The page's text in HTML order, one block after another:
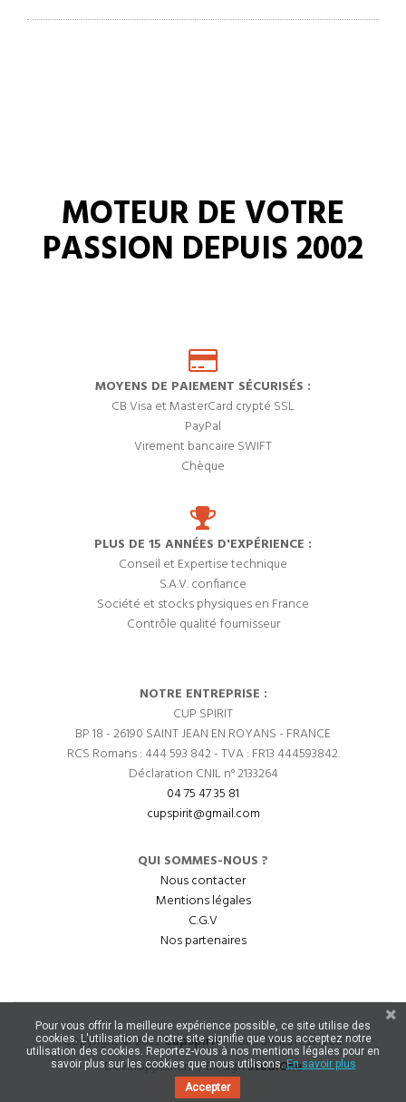
MOTEUR DE VOTRE
PASSION DEPUIS 2002
MOYENS DE PAIEMENT SÉCURISÉS :
CB Visa et MasterCard crypté SSL
PayPal
Virement bancaire SWIFT
Chèque
PLUS DE 15 ANNÉES D'EXPÉRIENCE :
Conseil et Expertise technique
S.A.V. confiance
Société et stocks physiques en France
Contrôle qualité fournisseur
NOTRE ENTREPRISE :
CUP SPIRIT
BP 18 - 26190 SAINT JEAN EN ROYANS - FRANCE
RCS Romans : 444 593 842 - TVA : FR13 444593842.
Déclaration CNIL n° 2133264
04 75 47 35 81
cupspirit@gmail.com
QUI SOMMES-NOUS ?
Nous contacter
Mentions légales
C.G.V
Nos partenaires
Copyright © 2022CupSpirit- Tous droits réservés.
Développement / DesignStudiOne
Pour vous offrir la meilleure expérience possible, ce site utilise des
cookies. L'utilisation de notre site signifie que vous acceptez notre
utilisation des cookies. Reportez-vous à nos mentions légales pour en
savoir plus sur les cookies que nous utilisons.En savoir plus
Accepter